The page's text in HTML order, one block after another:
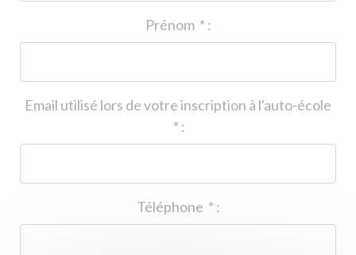
* :
Email utilisé lors de votre inscription à l'auto-école
* :
* :